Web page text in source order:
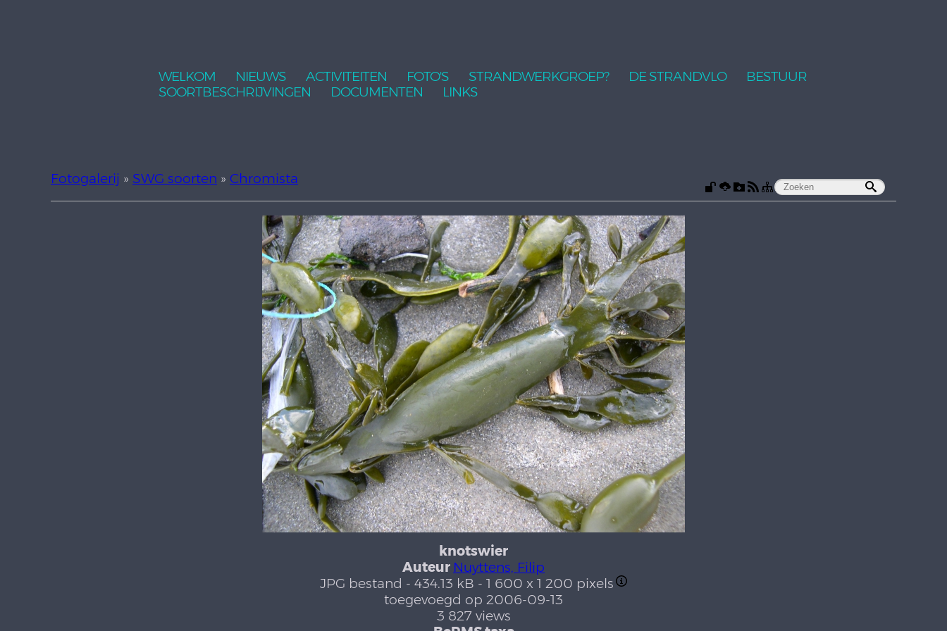
WELKOM NIEUWS ACTIVITEITEN FOTO'S STRANDWERKGROEP? DE STRANDVLO
BESTUUR
SOORTBESCHRIJVINGEN
DOCUMENTEN LINKS
Fotogalerij » SWG soorten » Chromista
knotswier
Auteur Nuyttens, Filip
JPG bestand - 434.13 kB - 1 600 x 1 200 pixels
toegevoegd op 2006-09-13
3 827 views